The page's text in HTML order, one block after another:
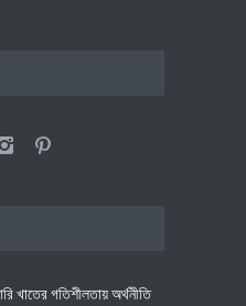
খাতের গতিশীলতায় অর্থনীতি